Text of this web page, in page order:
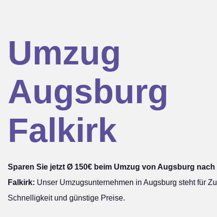
Umzug
Augsburg
Falkirk
Sparen Sie jetzt Ø 150€ beim Umzug von Augsburg nach
Falkirk: Unser Umzugsunternehmen in Augsburg steht für
Schnelligkeit und günstige Preise.